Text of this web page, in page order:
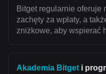
Bitget regularnie oferuje
zachęty za wpłaty, a
zniżkowe, aby wspierać
Akademia Bitget i